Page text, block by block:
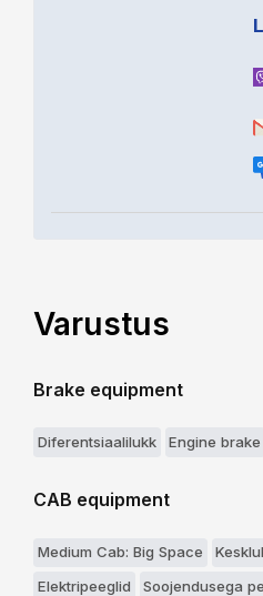
Varustus
Brake equipment
Diferentsiaalilukk Engine brake
CAB equipment
Medium Cab: Big Space
Elektripeeglid
Soojendusega